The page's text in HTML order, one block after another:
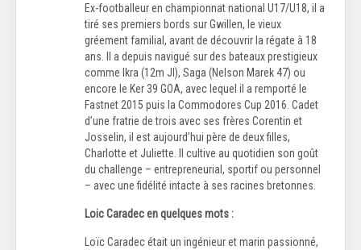
Ex-footballeur en championnat national U17/U18, il a
tiré ses premiers bords sur Gwillen, le vieux
gréement familial, avant de découvrir la régate à 18
ans. Il a depuis navigué sur des bateaux prestigieux
comme Ikra (12m JI), Saga (Nelson Marek 47) ou
encore le Ker 39 GOA, avec lequel il a remporté le
Fastnet 2015 puis la Commodores Cup 2016. Cadet
d’une fratrie de trois avec ses frères Corentin et
Josselin, il est aujourd’hui père de deux filles,
Charlotte et Juliette. Il cultive au quotidien son goût
du challenge – entrepreneurial, sportif ou personnel
– avec une fidélité intacte à ses racines bretonnes.
Loic Caradec en quelques mots :
Loïc Caradec était un ingénieur et marin passionné,